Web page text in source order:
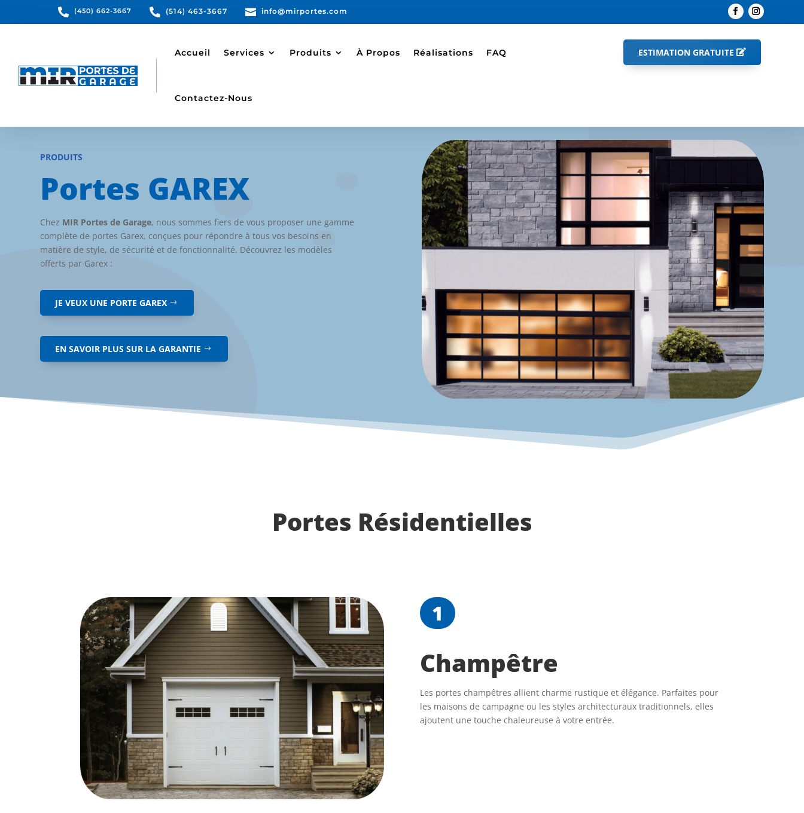
 (450) 662-3667  (514) 463-3667  info@mirportes.com
Accueil Services Produits À Propos Réalisations FAQ
Contactez-Nous
ESTIMATION GRATUITE
PRODUITS
Portes GAREX
Chez MIR Portes de Garage, nous sommes fiers de vous proposer une gamme
complète de portes Garex, conçues pour répondre à tous vos besoins en
matière de style, de sécurité et de fonctionnalité. Découvrez les modèles
offerts par Garex :
JE VEUX UNE PORTE GAREX
EN SAVOIR PLUS SUR LA GARANTIE
Portes Résidentielles
1
Champêtre
Les portes champêtres allient charme rustique et élégance. Parfaites pour
les maisons de campagne ou les styles architecturaux traditionnels, elles
ajoutent une touche chaleureuse à votre entrée.